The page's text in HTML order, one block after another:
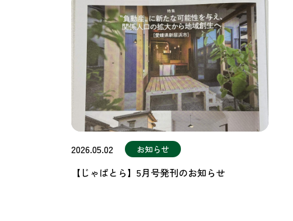
2026.05.02 お知らせ
【じゃぱとら】5月号発刊のお知らせ